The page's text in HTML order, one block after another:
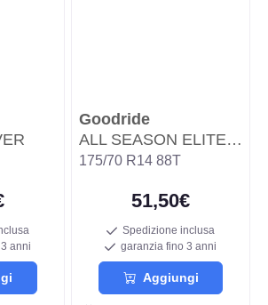
anni
Goodride
ALL SEASON ELITE Z-401
175/70 R14 88T
51,50€
Spedizione inclusa
garanzia fino 3 anni
Aggiungi